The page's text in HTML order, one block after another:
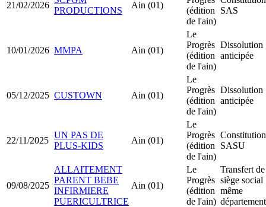
21/02/2026
PRODUCTIONS
Ain (01)
(édition
de l'ain)
SAS
10/01/2026 MMPA Ain (01)
Le
Progrès
(édition
de l'ain)
Dissolution
anticipée
05/12/2025 CUSTOWN Ain (01)
Le
Progrès
(édition
de l'ain)
Dissolution
anticipée
22/11/2025
UN PAS DE
PLUS-KIDS
Ain (01)
Le
Progrès
(édition
de l'ain)
Constitution
SASU
09/08/2025
ALLAITEMENT
PARENT BEBE
INFIRMIERE
PUERICULTRICE
Ain (01)
Le
Progrès
(édition
de l'ain)
Transfert de
siège social
même
département